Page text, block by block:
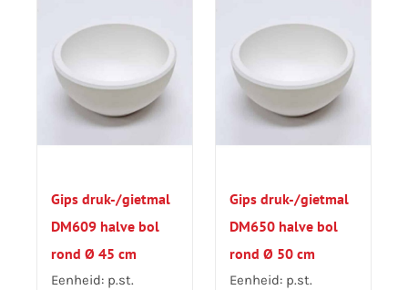
Gips druk-/gietmal
DM609 halve bol
rond Ø 45 cm
Eenheid: p.st.
Gips druk-/gietmal
DM650 halve bol
rond Ø 50 cm
Eenheid: p.st.